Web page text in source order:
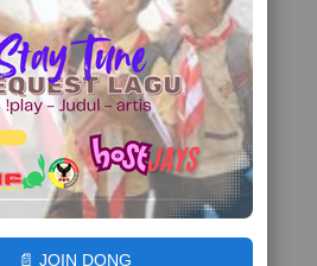
📄 JOIN DONG